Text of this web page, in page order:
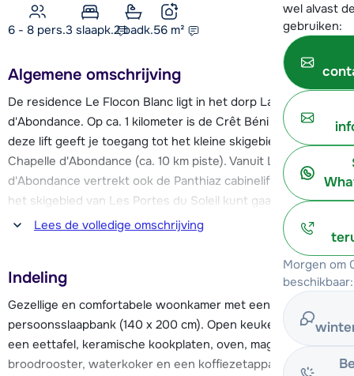
wel alvast
gebruiken:
Morgen om
beschikbaar:
6 - 8 pers.3 slaapk.2 badk.56 m²
Algemene omschrijving
De residence Le Flocon Blanc ligt in het dorp La Chapelle
d'Abondance. Op ca. 1 kilometer is de Crêt Béni stoeltjeslift,
deze lift geeft je toegang tot het kleine skigebied van La
Chapelle d'Abondance (ca. 10 km piste). Vanuit La Chapelle
d'Abondance vertrekt ook de Panthiaz cabinelift, waarmee je
het skigebied van Les Portes du Soleil kunt gaan ontdekken,
deze lift is op ca. 1,2 kilometer van de chalet-appartementen.
In de directe omgeving van de résidence vertrekt een
De dichtstbijzijnde winkels, restaurants en bars vind je al op
100 meter afstand. Verder vind je in het dorp o.a. een
supermarkt, skischool en skiverhuur. Voor meer
voorzieningen kun je uitwijken naar het op 5 km afstand
Lees de volledige omschrijving
Indeling
Gezellige en comfortabele woonkamer met een 2-
persoonsslaapbank (140 x 200 cm). Open keuken met o.a.
een eettafel, keramische kookplaten, oven, magnetron,
broodrooster, waterkoker en een koffiezetapparaat.